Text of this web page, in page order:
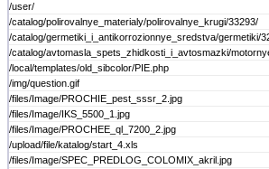
/user/
/catalog/polirovalnye_materialy/polirovalnye_krugi/33293/
/catalog/germetiki_i_antikorrozionnye_sredstva/germetiki/
/catalog/avtomasla_spets_zhidkosti_i_avtosmazki/
/local/templates/old_sibcolor/PIE.php
/img/question.gif
/files/Image/PROCHIE_pest_sssr_2.jpg
/files/Image/IKS_5500_1.jpg
/files/Image/PROCHEE_ql_7200_2.jpg
/upload/file/katalog/start_4.xls
/files/Image/SPEC_PREDLOG_COLOMIX_akril.jpg